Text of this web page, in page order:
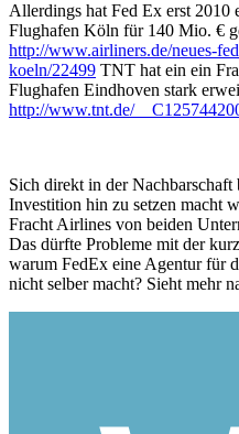
Allerdings hat Fed Ex erst 2010
Flughafen Köln für 140 Mio. €
http://www.airliners.de/neues-
koeln/22499 TNT hat ein ein
Flughafen Eindhoven stark
http://www.tnt.de/
Sich direkt in der
Investition hin zu setzen macht
Fracht Airlines von beiden
Das dürfte Probleme mit der
warum FedEx eine Agentur für
nicht selber macht? Sieht mehr